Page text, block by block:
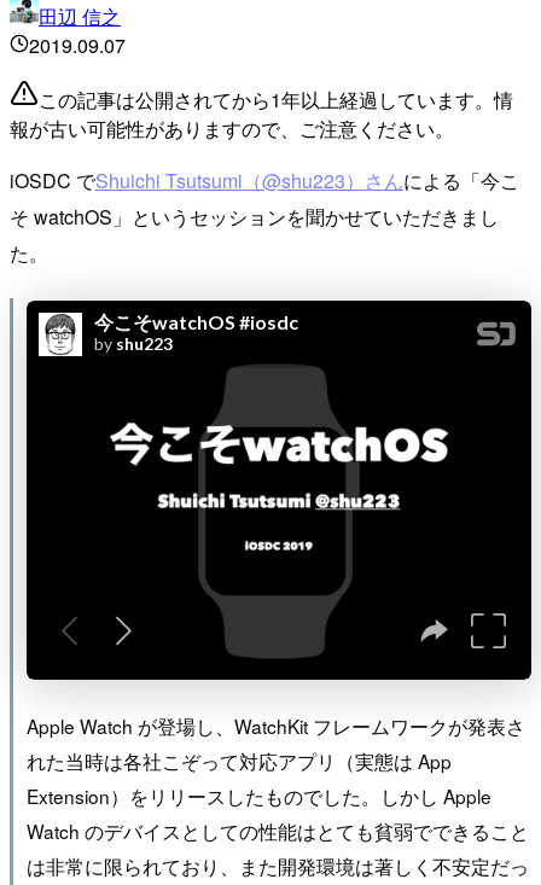
田辺 信之
2019.09.07
この記事は公開されてから1年以上経過しています。情
報が古い可能性がありますので、ご注意ください。
iOSDC でShuichi Tsutsumi（@shu223）さんによる「今こ
そ watchOS」というセッションを聞かせていただきまし
た。
Apple Watch が登場し、WatchKit フレームワークが発表さ
れた当時は各社こぞって対応アプリ（実態は App
Extension）をリリースしたものでした。しかし Apple
Watch のデバイスとしての性能はとても貧弱でできること
は非常に限られており、また開発環境は著しく不安定だっ